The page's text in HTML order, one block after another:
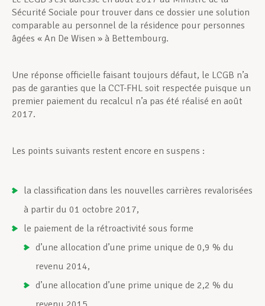
Sécurité Sociale pour trouver dans ce dossier une solution
comparable au personnel de la résidence pour personnes
âgées « An De Wisen » à Bettembourg.
Une réponse officielle faisant toujours défaut, le LCGB n’a
pas de garanties que la CCT-FHL soit respectée puisque un
premier paiement du recalcul n’a pas été réalisé en août
2017.
Les points suivants restent encore en suspens :
la classification dans les nouvelles carrières revalorisées
à partir du 01 octobre 2017,
le paiement de la rétroactivité sous forme
d’une allocation d’une prime unique de 0,9 % du
revenu 2014,
d’une allocation d’une prime unique de 2,2 % du